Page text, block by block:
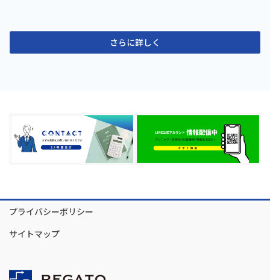
さらに詳しく
プライバシーポリシー
サイトマップ